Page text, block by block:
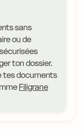
sans
ou de
ton dossier.
tes documents
Filigrane